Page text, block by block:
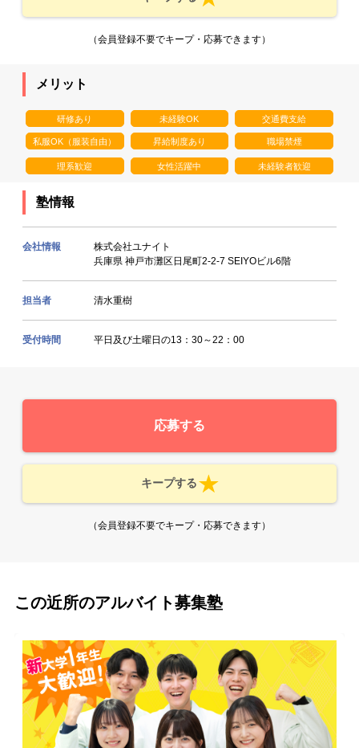
（会員登録不要でキープ・応募できます）
メリット
研修あり 未経験OK 交通費支給
私服OK（服装自由） 昇給制度あり 職場禁煙
理系歓迎 女性活躍中 未経験者歓迎
塾情報
会社情報
株式会社ユナイト
兵庫県 神戸市灘区日尾町2-2-7 SEIYOビル6階
担当者 清水重樹
受付時間 平日及び土曜日の13：30～22：00
応募する
キープする
（会員登録不要でキープ・応募できます）
この近所のアルバイト募集塾